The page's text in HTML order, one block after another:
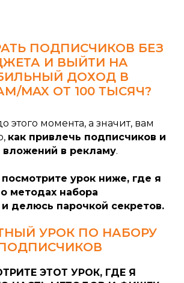
ПОДПИСЧИКОВ БЕЗ
И ВЫЙТИ НА
ДОХОД В
MAX ОТ 100 ТЫСЯЧ?
этого момента, а значит, вам
как привлечь подписчиков и
вложений в рекламу.
урок ниже, где я
методах набора
делюсь парочкой секретов.
УРОК ПО НАБОРУ
ЭТОТ УРОК, ГДЕ Я